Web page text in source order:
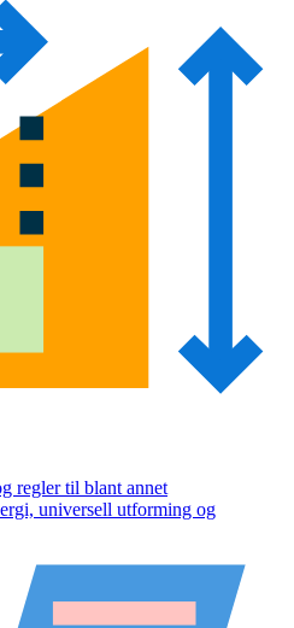
regler til blant annet
universell utforming og